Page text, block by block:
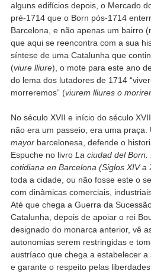
alguns edifícios depois, o Mercado
pré-1714 que o Born pós-1714
Barcelona, e não apenas um bairro
que aqui se reencontra com a sua
síntese de uma Catalunha que
(viure lliure), o mote para este ano
do lema dos lutadores de 1714
morreremos” (viurem lliures o
No século XVII e início do século
não era um passeio, era uma praça.
mayorbarcelonesa, defende o
Espuche no livro La ciudad del
cotidiana en Barcelona (Siglos XIV a
toda a cidade, ou não fosse este o
com dinâmicas comerciais,
Até que chega a Guerra da
Catalunha, depois de apoiar o rei
designado do monarca anterior, vê
autonomias serem restringidas e
austríaco que chega a estabelecer
e garante o respeito pelas